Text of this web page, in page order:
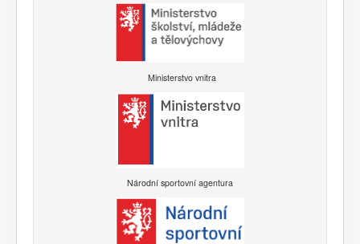
Ministerstvo vnitra
Národní sportovní agentura